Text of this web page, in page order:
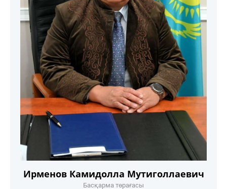
Ирменов Камидолла Мутиголлаевич
Басқарма төрағасы